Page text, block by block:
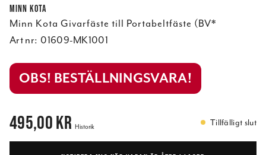
Minn Kota
Minn Kota Givarfäste till Portabeltfäste (BV*
Art nr: 01609-MK1001
OBS! BESTÄLLNINGSVARA!
Pris:495,00 kr
495,00 kr Historik Tillfälligt slut